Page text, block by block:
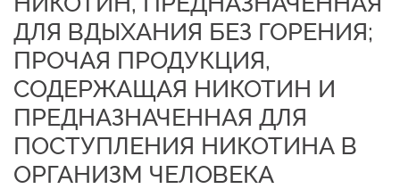
ДЛЯ ВДЫХАНИЯ БЕЗ ГОРЕНИЯ;
ПРОЧАЯ ПРОДУКЦИЯ,
СОДЕРЖАЩАЯ НИКОТИН И
ПРЕДНАЗНАЧЕННАЯ ДЛЯ
ПОСТУПЛЕНИЯ НИКОТИНА В
ОРГАНИЗМ ЧЕЛОВЕКА